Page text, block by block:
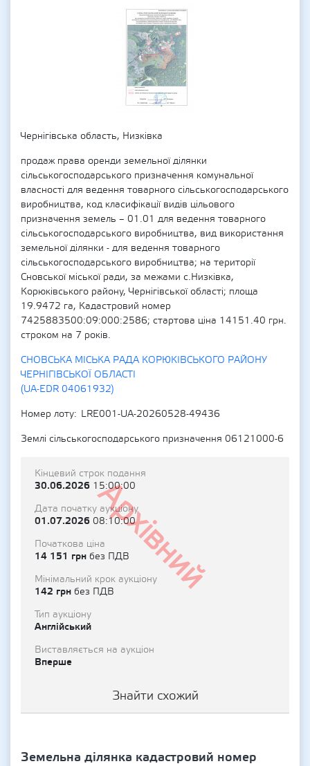
Чернігівська область, Низківка
продаж права оренди земельної ділянки
сільськогосподарського призначення комунальної
власності для ведення товарного сільськогосподарського
виробництва, код класифікації видів цільового
призначення земель – 01.01 для ведення товарного
сільськогосподарського виробництва, вид використання
земельної ділянки - для ведення товарного
сільськогосподарського виробництва; на території
Сновської міської ради, за межами с.Низківка,
Корюківського району, Чернігівської області; площа
19.9472 га, Кадастровий номер
7425883500:09:000:2586; стартова ціна 14151.40 грн.
строком на 7 років.
СНОВСЬКА МІСЬКА РАДА КОРЮКІВСЬКОГО РАЙОНУ
ЧЕРНІГІВСЬКОЇ ОБЛАСТІ
(UA-EDR 04061932)
Номер лоту
LRE001-UA-20260528-49436
Землі сільськогосподарського призначення 06121000-6
Архівний
Кінцевий строк подання
30.06.2026 15:00:00
Дата початку аукціону
01.07.2026 08:10:00
Початкова ціна
14 151 грн без ПДВ
Мінімальний крок аукціону
142 грн без ПДВ
Тип аукціону
Англійський
Виставляється на аукціон
Вперше
Знайти схожий
Земельна ділянка кадастровий номер